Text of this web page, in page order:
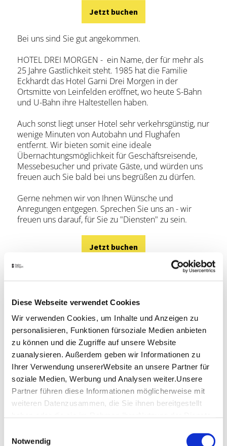
Diese Webseite verwendet Cookies
Wir verwenden Cookies, um Inhalte und Anzeigen zu
personalisieren, Funktionen fürsoziale Medien anbieten
zu können und die Zugriffe auf unsere Website
zuanalysieren. Außerdem geben wir Informationen zu
Ihrer Verwendung unsererWebsite an unsere Partner für
soziale Medien, Werbung und Analysen weiter.Unsere
Partner führen diese Informationen möglicherweise mit
weiteren Datenzusammen, die Sie ihnen bereitgestellt
Impressum
Notwendig
Jetzt buchen
Bei uns sind Sie gut angekommen.
HOTEL DREI MORGEN - ein Name, der für mehr als
25 Jahre Gastlichkeit steht. 1985 hat die Familie
Eckhardt das Hotel Garni Drei Morgen in der
Ortsmitte von Leinfelden eröffnet, wo heute S-Bahn
und U-Bahn ihre Haltestellen haben.
Auch sonst liegt unser Hotel sehr verkehrsgünstig, nur
wenige Minuten von Autobahn und Flughafen
entfernt. Wir bieten somit eine ideale
Übernachtungsmöglichkeit für Geschäftsreisende,
Messebesucher und private Gäste, und würden uns
freuen auch Sie bald bei uns begrüßen zu dürfen.
Gerne nehmen wir von Ihnen Wünsche und
Anregungen entgegen. Sprechen Sie uns an - wir
freuen uns darauf, für Sie zu "Diensten" zu sein.
Jetzt buchen